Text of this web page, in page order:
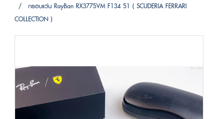
กรอบแว่น RayBan RX3775VM F134 51 ( SCUDERIA FERRARI
COLLECTION )